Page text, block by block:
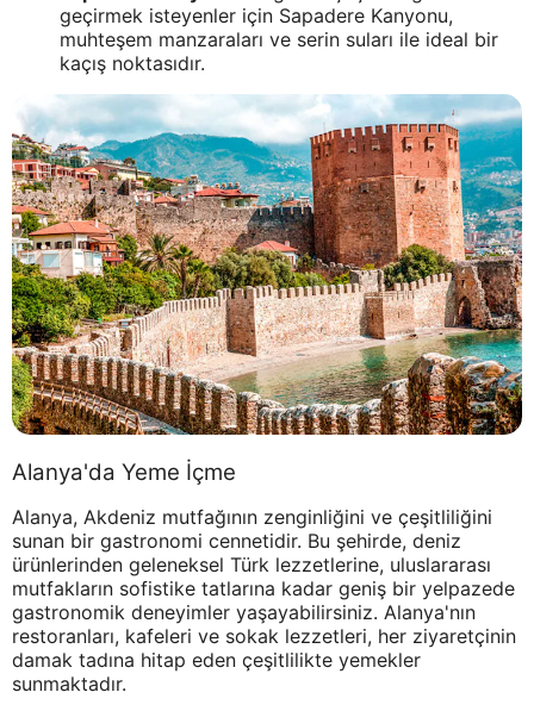
geçirmek isteyenler için Sapadere Kanyonu,
muhteşem manzaraları ve serin suları ile ideal bir
kaçış noktasıdır.
Alanya'da Yeme İçme
Alanya, Akdeniz mutfağının zenginliğini ve çeşitliliğini
sunan bir gastronomi cennetidir. Bu şehirde, deniz
ürünlerinden geleneksel Türk lezzetlerine, uluslararası
mutfakların sofistike tatlarına kadar geniş bir yelpazede
gastronomik deneyimler yaşayabilirsiniz. Alanya'nın
restoranları, kafeleri ve sokak lezzetleri, her ziyaretçinin
damak tadına hitap eden çeşitlilikte yemekler
sunmaktadır.